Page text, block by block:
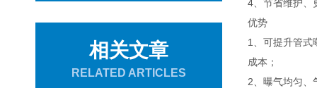
相关文章
RELATED ARTICLES
4、节省维护、
优势
1、可提升管式
成本；
2、曝气均匀、